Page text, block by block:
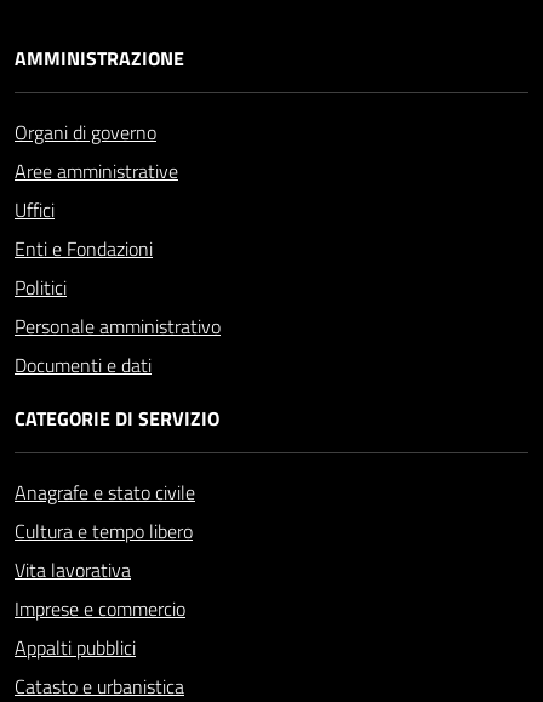
AMMINISTRAZIONE
Organi di governo
Aree amministrative
Uffici
Enti e Fondazioni
Politici
Personale amministrativo
Documenti e dati
CATEGORIE DI SERVIZIO
Anagrafe e stato civile
Cultura e tempo libero
Vita lavorativa
Imprese e commercio
Appalti pubblici
Catasto e urbanistica